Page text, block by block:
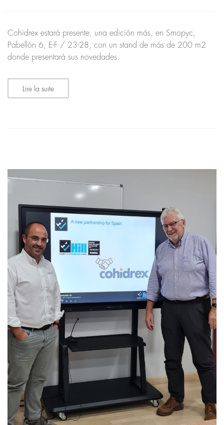
Cohidrex estará presente, una edición más, en Smopyc,
Pabellón 6, E-F / 23-28, con un stand de más de 200 m2
donde presentará sus novedades.
Lire la suite